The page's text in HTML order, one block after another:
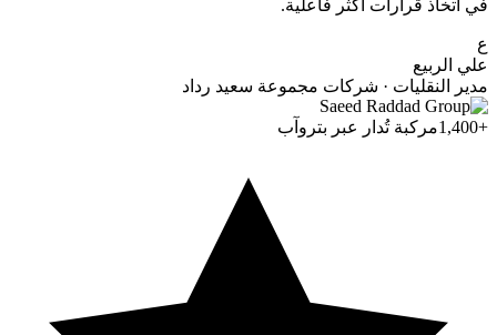
في اتخاذ قرارات أكثر فاعلية.
ع
علي الربيع
مدير النقليات · شركات مجموعة سعيد رداد
+1,400 مركبة تُدار عبر بتروآب